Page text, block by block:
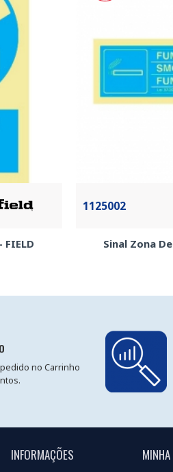
FIELD
1125002
Sinal Zona
no Carrinho
INFORMAÇÕES